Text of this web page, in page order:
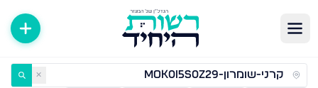
דירות למכירה ולהשכרה — רשות היחיד ✕